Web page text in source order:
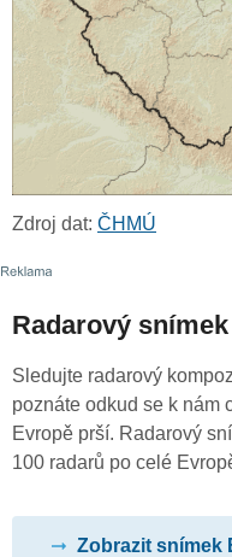
Zdroj dat: ČHMÚ
Radarový
Sledujte radarový
poznáte odkud se k nám
Evropě prší. Radarový
100 radarů po celé
Zobrazit snímek